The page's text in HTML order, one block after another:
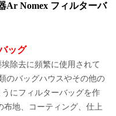
ArNomex フィルターバ
ッグ
除去に頻繁に使用されて
のバッグハウスやその他の
にフィルターバッグを作
布地、コーティング、仕上